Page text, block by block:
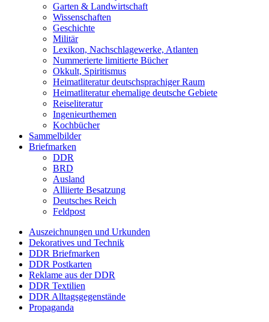
Garten & Landwirtschaft
Wissenschaften
Geschichte
Militär
Lexikon, Nachschlagewerke, Atlanten
Nummerierte limitierte Bücher
Okkult, Spiritismus
Heimatliteratur deutschsprachiger Raum
Heimatliteratur ehemalige deutsche Gebiete
Reiseliteratur
Ingenieurthemen
Kochbücher
Sammelbilder
Briefmarken
DDR
BRD
Ausland
Alliierte Besatzung
Deutsches Reich
Feldpost
Auszeichnungen und Urkunden
Dekoratives und Technik
DDR Briefmarken
DDR Postkarten
Reklame aus der DDR
DDR Textilien
DDR Alltagsgegenstände
Propaganda